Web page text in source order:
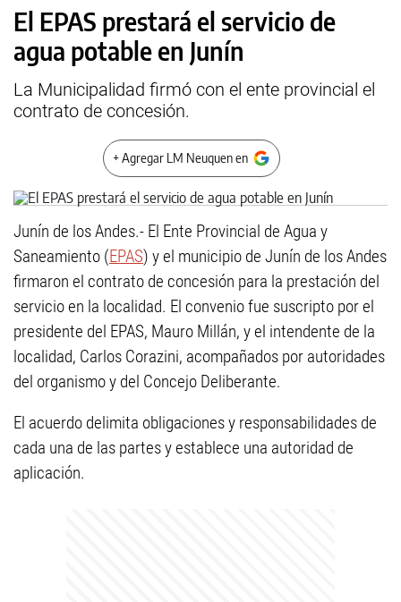
El EPAS prestará el servicio de
agua potable en Junín
La Municipalidad firmó con el ente provincial el
contrato de concesión.
+ Agregar LM Neuquen en
Junín de los Andes.- El Ente Provincial de Agua y
Saneamiento (EPAS) y el municipio de Junín de los Andes
firmaron el contrato de concesión para la prestación del
servicio en la localidad. El convenio fue suscripto por el
presidente del EPAS, Mauro Millán, y el intendente de la
localidad, Carlos Corazini, acompañados por autoridades
del organismo y del Concejo Deliberante.
El acuerdo delimita obligaciones y responsabilidades de
cada una de las partes y establece una autoridad de
aplicación.